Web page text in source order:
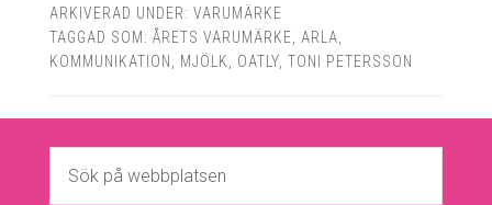
ARKIVERAD UNDER: VARUMÄRKE
TAGGAD SOM: ÅRETS VARUMÄRKE ARLA
KOMMUNIKATION
MJÖLK OATLY, TONI PETERSSON